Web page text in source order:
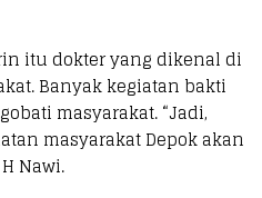
itu dokter yang dikenal di
Banyak kegiatan bakti
masyarakat. “Jadi,
masyarakat Depok akan
Nawi.